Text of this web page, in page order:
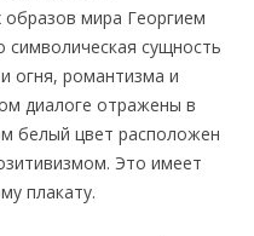
мира Георгием
сущность
огня, романтизма и
диалоге отражены в
белый цвет расположен
Это имеет
плакату.